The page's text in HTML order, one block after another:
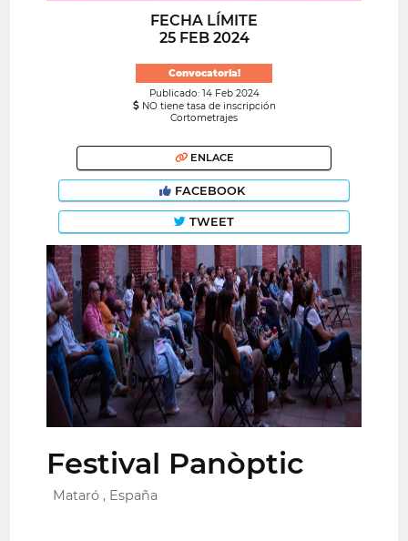
FECHA LÍMITE
25 FEB 2024
Convocatoria!
Publicado: 14 Feb 2024
NO tiene tasa de inscripción
Cortometrajes
ENLACE
FACEBOOK
TWEET
Festival Panòptic
Mataró , España